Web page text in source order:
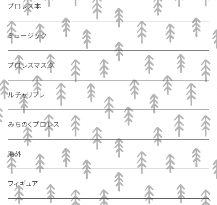
プロレス本
ミュージック
プロレスマスク
ルチャリブレ
みちのくプロレス
海外
フィギュア